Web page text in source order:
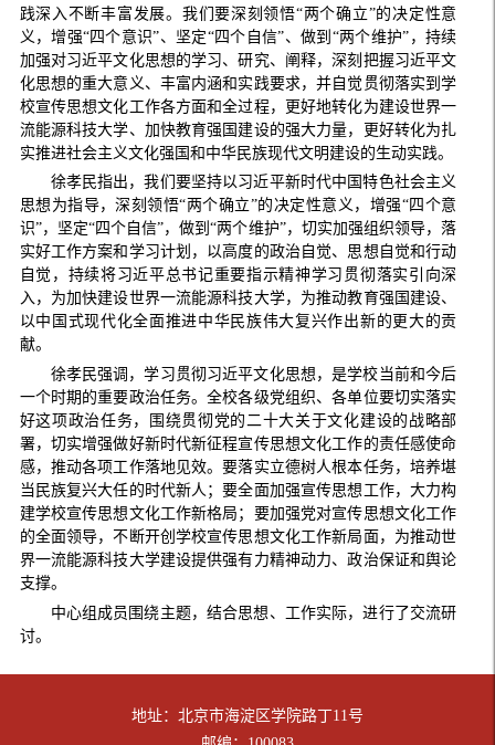
践深入不断丰富发展。我们要深刻领悟“两个确立”的决定性意
义，增强“四个意识”、坚定“四个自信”、做到“两个维护”，持续
加强对习近平文化思想的学习、研究、阐释，深刻把握习近平文
化思想的重大意义、丰富内涵和实践要求，并自觉贯彻落实到学
校宣传思想文化工作各方面和全过程，更好地转化为建设世界一
流能源科技大学、加快教育强国建设的强大力量，更好转化为扎
实推进社会主义文化强国和中华民族现代文明建设的生动实践。
徐孝民指出，我们要坚持以习近平新时代中国特色社会主义
思想为指导，深刻领悟“两个确立”的决定性意义，增强“四个意
识”，坚定“四个自信”，做到“两个维护”，切实加强组织领导，落
实好工作方案和学习计划，以高度的政治自觉、思想自觉和行动
自觉，持续将习近平总书记重要指示精神学习贯彻落实引向深
入，为加快建设世界一流能源科技大学，为推动教育强国建设、
以中国式现代化全面推进中华民族伟大复兴作出新的更大的贡
献。
徐孝民强调，学习贯彻习近平文化思想，是学校当前和今后
一个时期的重要政治任务。全校各级党组织、各单位要切实落实
好这项政治任务，围绕贯彻党的二十大关于文化建设的战略部
署，切实增强做好新时代新征程宣传思想文化工作的责任感使命
感，推动各项工作落地见效。要落实立德树人根本任务，培养堪
当民族复兴大任的时代新人；要全面加强宣传思想工作，大力构
建学校宣传思想文化工作新格局；要加强党对宣传思想文化工作
的全面领导，不断开创学校宣传思想文化工作新局面，为推动世
界一流能源科技大学建设提供强有力精神动力、政治保证和舆论
支撑。
中心组成员围绕主题，结合思想、工作实际，进行了交流研
讨。
地址：北京市海淀区学院路丁11号